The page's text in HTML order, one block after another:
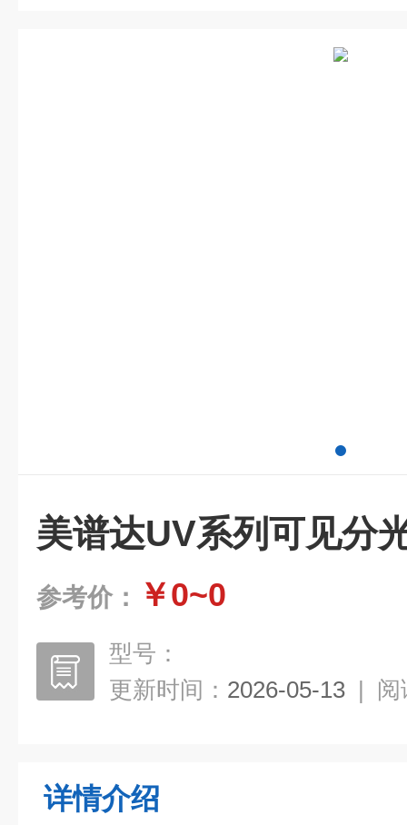
美谱达UV系列可见分
参考价： ￥0~0
型号：
更新时间： 2026-05-13 | 阅
详情介绍